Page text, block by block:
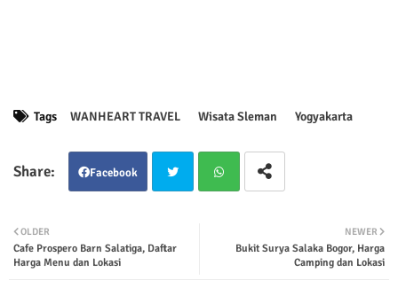
Tags WANHEART TRAVEL Wisata Sleman Yogyakarta
Facebook
ter
NEWER
Bukit Surya Salaka Bogor, Harga
Camping dan Lokasi
OLDER
Cafe Prospero Barn Salatiga, Daftar
Harga Menu dan Lokasi